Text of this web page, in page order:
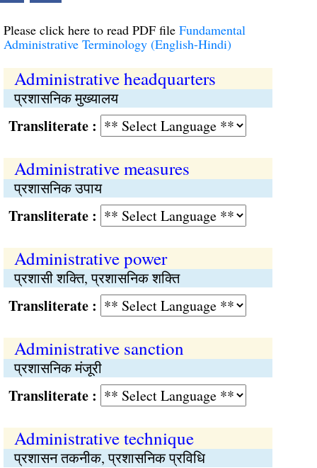
Please click here to read PDF file Fundamental
Administrative Terminology (English-Hindi)
Administrative headquarters
प्रशासनिक मुख्यालय
:
Administrative measures
प्रशासनिक उपाय
:
Administrative power
प्रशासी शक्‍ति, प्रशासनिक शक्ति
:
Administrative sanction
प्रशासनिक मंजूरी
:
Administrative technique
प्रशासन तकनीक, प्रशासनिक प्रविधि